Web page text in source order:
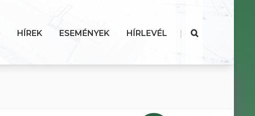
HÍREK ESEMÉNYEK HÍRLEVÉL |